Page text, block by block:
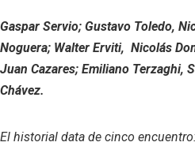
Gaspar Servio; Gustavo Toledo,
Noguera; Walter Erviti, Nicolás
Juan Cazares; Emiliano Terzaghi,
Chávez.
El historial data de cinco